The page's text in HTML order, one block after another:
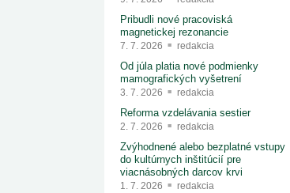
Pribudli nové pracoviská
magnetickej rezonancie
7. 7. 2026 redakcia
Od júla platia nové podmienky
mamografických vyšetrení
3. 7. 2026 redakcia
Reforma vzdelávania sestier
2. 7. 2026 redakcia
Zvýhodnené alebo bezplatné vstupy
do kultúrnych inštitúcií pre
viacnásobných darcov krvi
1. 7. 2026 redakcia